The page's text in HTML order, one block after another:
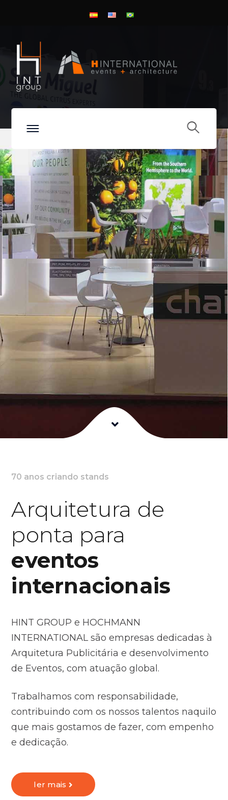
70 anos criando stands
Arquitetura de
ponta para
eventos
internacionais
HINT GROUP e HOCHMANN
INTERNATIONAL são empresas dedicadas à
Arquitetura Publicitária e desenvolvimento
de Eventos, com atuação global.
Trabalhamos com responsabilidade,
contribuindo com os nossos talentos naquilo
que mais gostamos de fazer, com empenho
e dedicação.
ler mais